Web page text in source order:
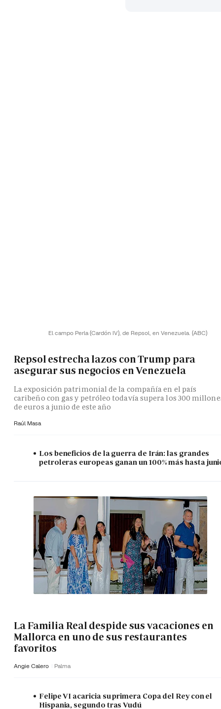
El campo Perla (Cardón IV), de Repsol, en Venezuela. (ABC)
Repsol estrecha lazos con Trump para
asegurar sus negocios en Venezuela
La exposición patrimonial de la compañía en el país
caribeño con gas y petróleo todavía supera los 300
de euros a junio de este año
Raúl Masa
Los beneficios de la guerra de Irán: las grandes
petroleras europeas ganan un 100% más hasta
La Familia Real despide sus vacaciones en
Mallorca en uno de sus restaurantes
favoritos
Angie Calero Palma
Felipe VI acaricia su primera Copa del Rey con el
Hispania, segundo tras Vudú